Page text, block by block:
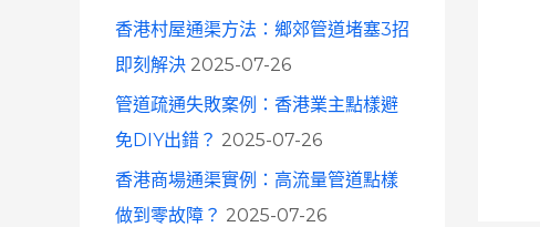
香港村屋通渠方法：鄉郊管道堵塞3招
即刻解決 2025-07-26
管道疏通失敗案例：香港業主點樣避
免DIY出錯？ 2025-07-26
香港商場通渠實例：高流量管道點樣
做到零故障？ 2025-07-26